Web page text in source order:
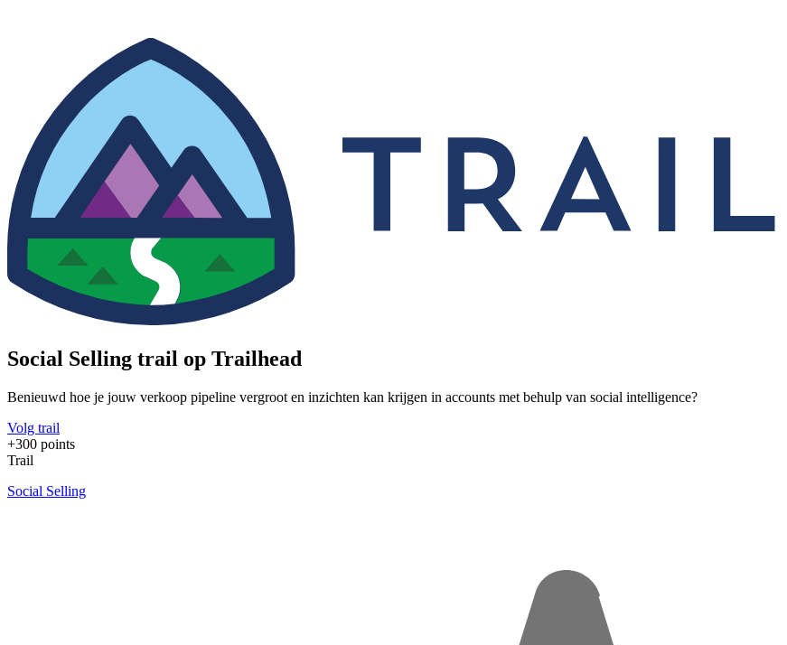
Social Selling trail op Trailhead
Benieuwd hoe je jouw verkoop pipeline vergroot en inzichten kan krijgen in accounts met behulp van social intelligence?
Volg trail
+300 points
Trail
Social Selling